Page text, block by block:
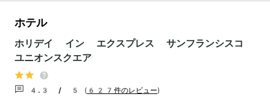
ホテル
ホリデイ イン エクスプレス サンフランシスコ
ユニオンスクエア
4.3 / 5 ( 627件のレビュー)